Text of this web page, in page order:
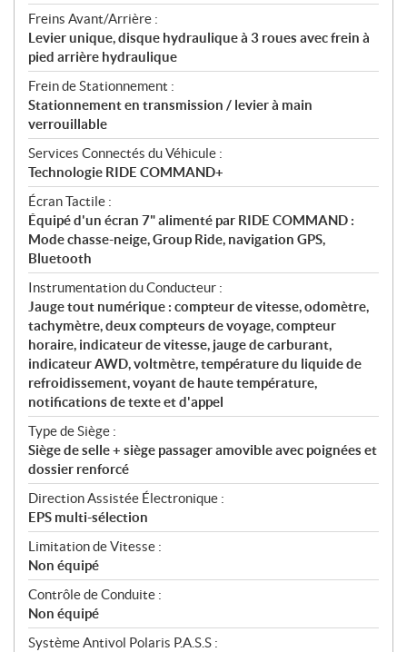
Freins Avant/Arrière :
Levier unique, disque hydraulique à 3 roues avec frein à
pied arrière hydraulique
Frein de Stationnement :
Stationnement en transmission / levier à main
verrouillable
Services Connectés du Véhicule :
Technologie RIDE COMMAND+
Écran Tactile :
Équipé d'un écran 7" alimenté par RIDE COMMAND :
Mode chasse-neige, Group Ride, navigation GPS,
Bluetooth
Instrumentation du Conducteur :
Jauge tout numérique : compteur de vitesse, odomètre,
tachymètre, deux compteurs de voyage, compteur
horaire, indicateur de vitesse, jauge de carburant,
indicateur AWD, voltmètre, température du liquide de
refroidissement, voyant de haute température,
notifications de texte et d'appel
Type de Siège :
Siège de selle + siège passager amovible avec poignées et
dossier renforcé
Direction Assistée Électronique :
EPS multi-sélection
Limitation de Vitesse :
Non équipé
Contrôle de Conduite :
Non équipé
Système Antivol Polaris P.A.S.S :